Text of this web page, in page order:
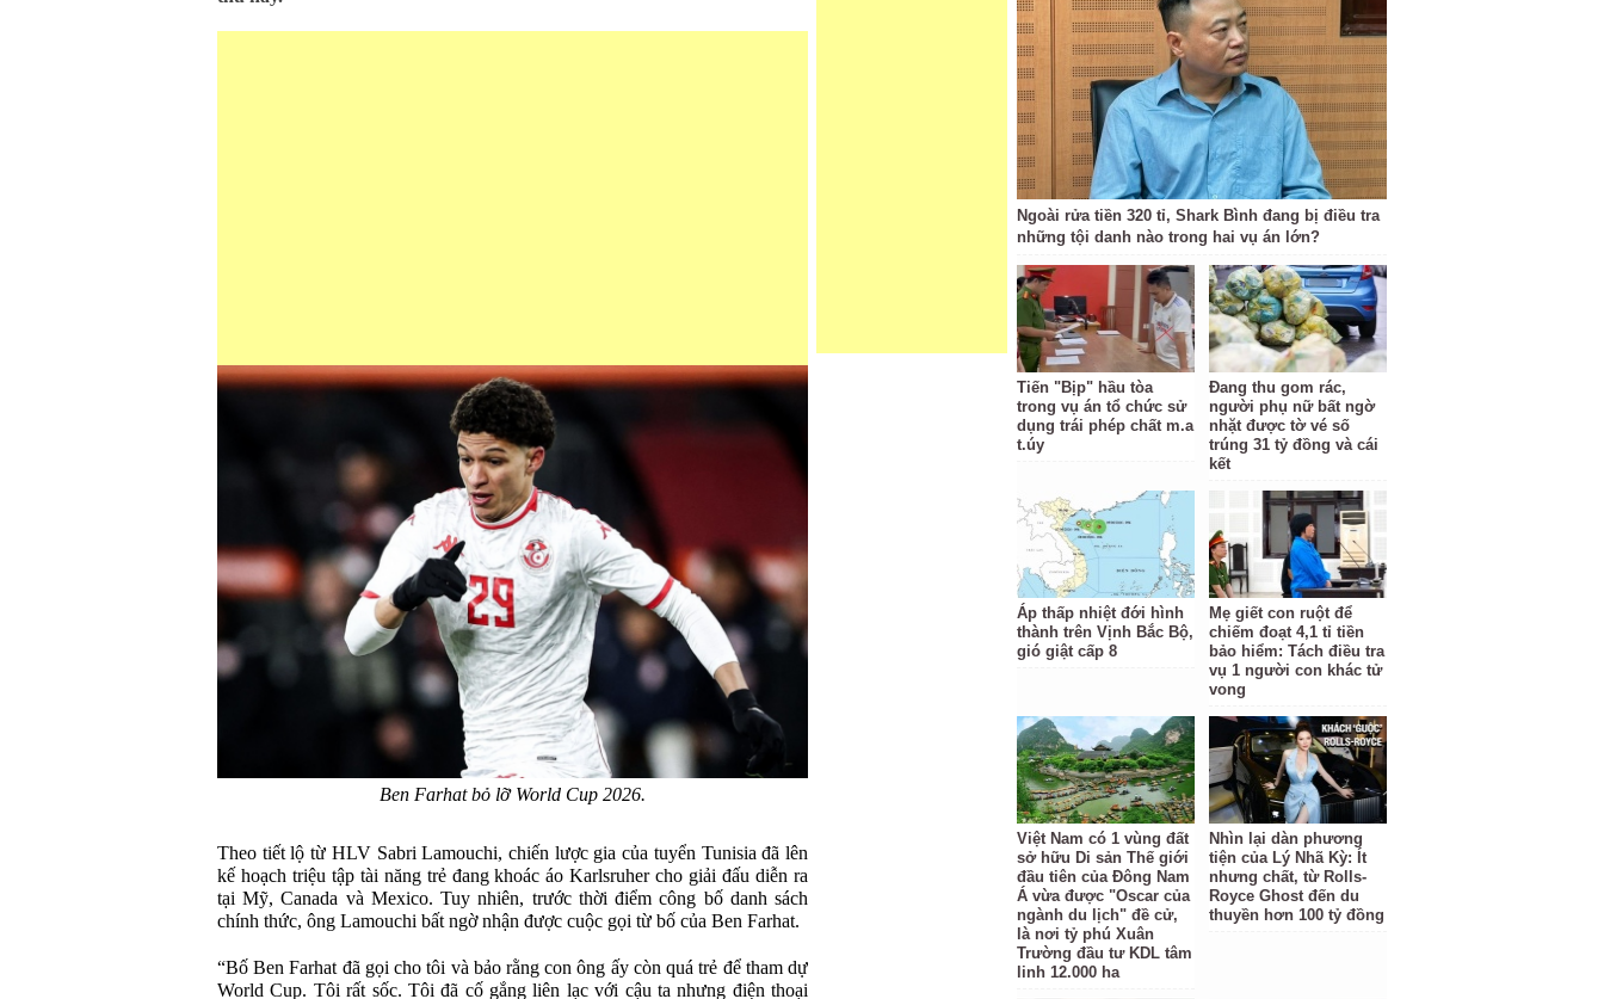
Ben Farhat bỏ lỡ World Cup 2026.
Theo tiết lộ từ HLV Sabri Lamouchi, chiến lược gia của tuyển Tunisia đã lên
kế hoạch triệu tập tài năng trẻ đang khoác áo Karlsruher cho giải đấu diễn ra
tại Mỹ, Canada và Mexico. Tuy nhiên, trước thời điểm công bố danh sách
chính thức, ông Lamouchi bất ngờ nhận được cuộc gọi từ bố của Ben Farhat.
“Bố Ben Farhat đã gọi cho tôi và bảo rằng con ông ấy còn quá trẻ để tham dự
World Cup. Tôi rất sốc. Tôi đã cố gắng liên lạc với cậu ta nhưng điện thoại
Ngoài rửa tiền 320 tỉ, Shark Bình đang bị điều tra
những tội danh nào trong hai vụ án lớn?
Tiến "Bịp" hầu tòa
trong vụ án tổ chức sử
dụng trái phép chất m.a
t.úy
Đang thu gom rác,
người phụ nữ bất ngờ
nhặt được tờ vé số
trúng 31 tỷ đồng và cái
kết
Áp thấp nhiệt đới hình
thành trên Vịnh Bắc Bộ,
gió giật cấp 8
Mẹ giết con ruột để
chiếm đoạt 4,1 tỉ tiền
bảo hiểm: Tách điều tra
vụ 1 người con khác tử
vong
Việt Nam có 1 vùng đất
sở hữu Di sản Thế giới
đầu tiên của Đông Nam
Á vừa được "Oscar của
ngành du lịch" đề cử,
là nơi tỷ phú Xuân
Trường đầu tư KDL tâm
linh 12.000 ha
Nhìn lại dàn phương
tiện của Lý Nhã Kỳ: Ít
nhưng chất, từ Rolls-
Royce Ghost đến du
thuyền hơn 100 tỷ đồng